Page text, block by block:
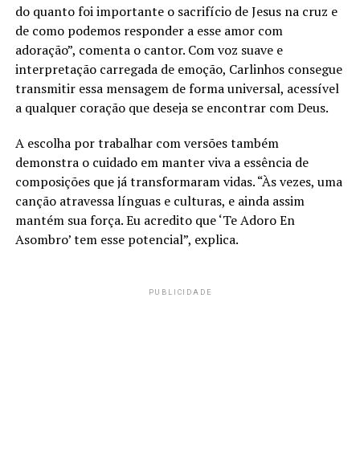
do quanto foi importante o sacrifício de Jesus na cruz e
de como podemos responder a esse amor com
adoração”, comenta o cantor. Com voz suave e
interpretação carregada de emoção, Carlinhos consegue
transmitir essa mensagem de forma universal, acessível
a qualquer coração que deseja se encontrar com Deus.
A escolha por trabalhar com versões também
demonstra o cuidado em manter viva a essência de
composições que já transformaram vidas. “Às vezes, uma
canção atravessa línguas e culturas, e ainda assim
mantém sua força. Eu acredito que ‘Te Adoro En
Asombro’ tem esse potencial”, explica.
PUBLICIDADE